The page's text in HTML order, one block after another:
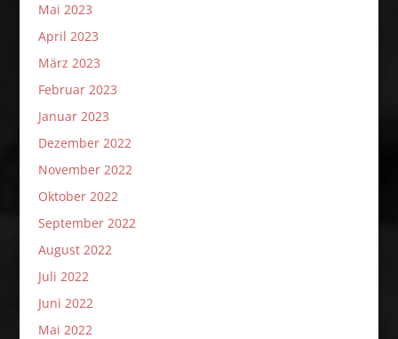
Mai 2023
April 2023
März 2023
Februar 2023
Januar 2023
Dezember 2022
November 2022
Oktober 2022
September 2022
August 2022
Juli 2022
Juni 2022
Mai 2022